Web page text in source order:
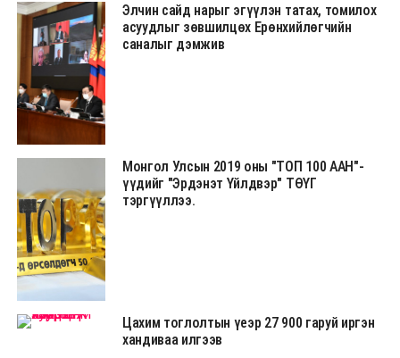
Элчин сайд нарыг эгүүлэн татах, томилох
асуудлыг зөвшилцөх Ерөнхийлөгчийн
саналыг дэмжив
Монгол Улсын 2019 оны "ТОП 100 ААН"-
үүдийг "Эрдэнэт Үйлдвэр" ТӨҮГ
тэргүүллээ.
Цахим тоглолтын үеэр 27 900 гаруй иргэн
хандиваа илгээв